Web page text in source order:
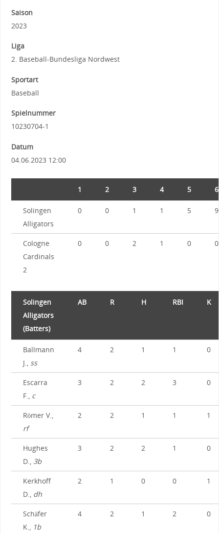
Saison
2023
Liga
2. Baseball-Bundesliga Nordwest
Sportart
Baseball
Spielnummer
10230704-1
Datum
04.06.2023 12:00
1 2 3 4 5 6
Solingen
Alligators
0 0 1 1 5 9
Cologne
Cardinals
2
0 0 2 1 0 0
Solingen
Alligators
(Batters)
AB R H RBI K
Ballmann
J., ss
4 2 1 1 0
Escarra
F., c
3 2 2 3 0
Römer V.,
rf
2 2 1 1 1
Hughes
D., 3b
3 2 2 1 0
Kerkhoff
D., dh
2 1 0 0 1
Schäfer
K.,
1b
4 2 1 2 0